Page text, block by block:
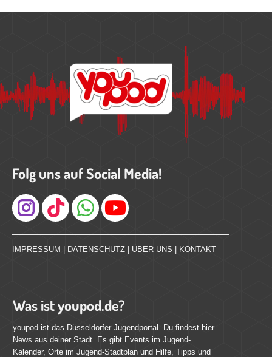
Folg uns auf Social Media!
Instagram
IMPRESSUM | DATENSCHUTZ | ÜBER UNS | KONTAKT
Was ist youpod.de?
youpod ist das Düsseldorfer Jugendportal. Du findest hier
News aus deiner Stadt. Es gibt Events im Jugend-
Kalender, Orte im Jugend-Stadtplan und Hilfe, Tipps und